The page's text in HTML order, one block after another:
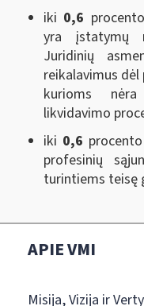
iki 0,6 procento
yra įstatymų
Juridinių
reikalavimus
kurioms
likvidavimo
iki 0,6
profesinių
turintiems teisę
APIE VMI
Misija, Vizija ir